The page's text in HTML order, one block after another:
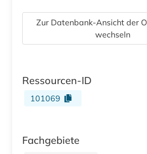
Zur Datenbank-Ansicht der
wechseln
Ressourcen-ID
101069
Fachgebiete